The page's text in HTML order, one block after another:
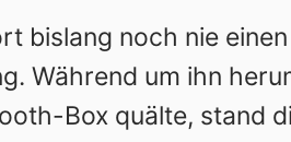
bislang noch nie
Während um ihn
Box quälte, stand